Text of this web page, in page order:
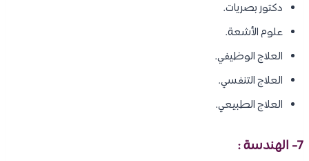
دكتور بصريات.
علوم الأشعة.
العلاج الوظيفي.
العلاج التنفسي.
العلاج الطبيعي.
7- الهندسة: